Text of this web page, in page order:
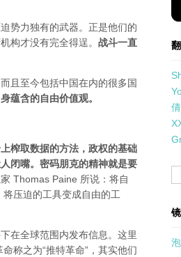
势力独有的武器。正是他们的
构才没有完全得逞。 战斗一直
且至今包括中国在内的很多国
蕴含的自由价值观。
榨取数据的方法，政权的基础
闭嘴。密码朋克的精神就是要
Thomas Paine 所说：将自
压迫的工具变成自由的工
在全球范围内发布信息。这里
称之为“推特革命”，其实他们